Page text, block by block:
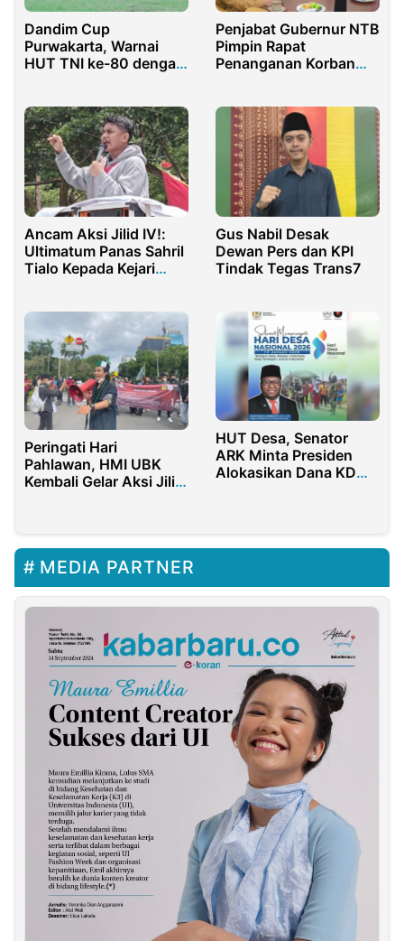
Dandim Cup
Purwakarta, Warnai
HUT TNI ke-80 dengan
Penjabat Gubernur NTB
Pimpin Rapat
Penanganan Korban
Ancam Aksi Jilid IV!:
Ultimatum Panas Sahril
Tialo Kepada Kejari
Gus Nabil Desak
Dewan Pers dan KPI
Tindak Tegas Trans7
Peringati Hari
Pahlawan, HMI UBK
Kembali Gelar Aksi Jilid
HUT Desa, Senator
ARK Minta Presiden
Alokasikan Dana KDMP
MEDIA PARTNER